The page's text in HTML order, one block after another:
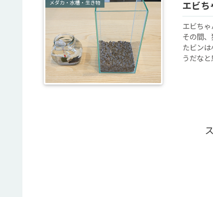
メダカ・水槽・生き物 エビ
エビち
その間
たビン
うだな